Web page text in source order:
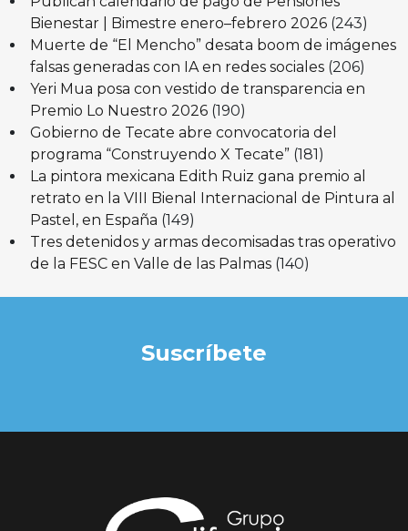
Bienestar | Bimestre enero–febrero 2026 (243)
Muerte de “El Mencho” desata boom de imágenes
falsas generadas con IA en redes sociales (206)
Yeri Mua posa con vestido de transparencia en
Premio Lo Nuestro 2026 (190)
Gobierno de Tecate abre convocatoria del
programa “Construyendo X Tecate” (181)
La pintora mexicana Edith Ruiz gana premio al
retrato en la VIII Bienal Internacional de Pintura al
Pastel, en España (149)
Tres detenidos y armas decomisadas tras operativo
de la FESC en Valle de las Palmas (140)
Suscríbete